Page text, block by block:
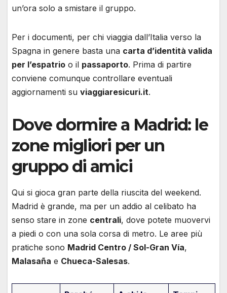
un’ora solo a smistare il gruppo.
Per i documenti, per chi viaggia dall’Italia verso la
Spagna in genere basta una carta d’identità valida
per l’espatrio o il passaporto. Prima di partire
conviene comunque controllare eventuali
aggiornamenti su viaggiaresicuri.it.
Dove dormire a Madrid: le
zone migliori per un
gruppo di amici
Qui si gioca gran parte della riuscita del weekend.
Madrid è grande, ma per un addio al celibato ha
senso stare in zone centrali, dove potete muovervi
a piedi o con una sola corsa di metro. Le aree più
pratiche sono Madrid Centro / Sol-Gran Vía,
Malasaña e Chueca-Salesas.